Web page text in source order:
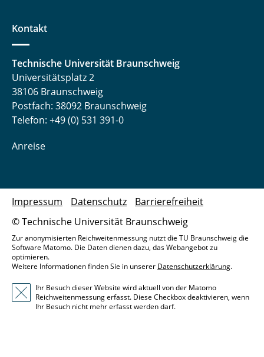
Kontakt
Technische Universität Braunschweig
Universitätsplatz 2
38106 Braunschweig
Postfach: 38092 Braunschweig
Telefon: +49 (0) 531 391-0
Anreise
© Technische Universität Braunschweig
Impressum Datenschutz Barrierefreiheit
Zur anonymisierten Reichweitenmessung nutzt die TU Braunschweig die
Software Matomo. Die Daten dienen dazu, das Webangebot zu
optimieren.
Weitere Informationen finden Sie in unserer Datenschutzerklärung.
Ihr Besuch dieser Website wird aktuell von der Matomo
Reichweitenmessung erfasst. Diese Checkbox deaktivieren, wenn
Ihr Besuch nicht mehr erfasst werden darf.